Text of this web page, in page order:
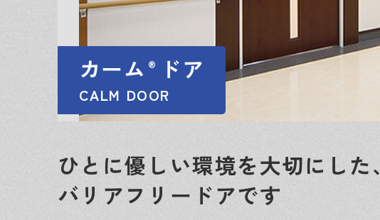
カーム ® ドア
CALM DOOR
ひとに優しい環境を大切にした、
バリアフリードアです